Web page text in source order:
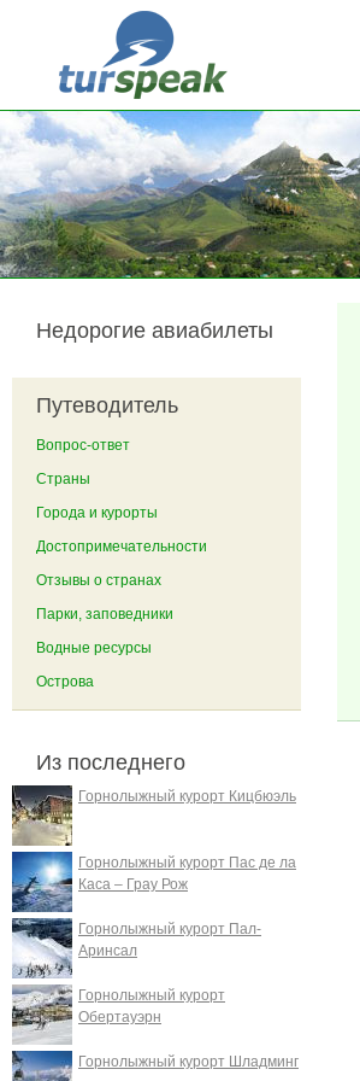
Перейти к основному содержанию
Недорогие авиабилеты
Путеводитель
Вопрос-ответ
Страны
Города и курорты
Достопримечательности
Отзывы о странах
Парки, заповедники
Водные ресурсы
Острова
Из последнего
Горнолыжный курорт Кицбюэль
Горнолыжный курорт Пас де ла
Каса – Грау Рож
Горнолыжный курорт Пал-
Аринсал
Горнолыжный курорт
Обертауэрн
Горнолыжный курорт Шладминг